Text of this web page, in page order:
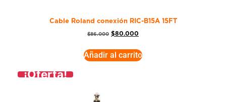
Cable Roland conexión RIC-B15A 15FT
$86.000 $80.000
Añadir al carrito
¡Oferta!